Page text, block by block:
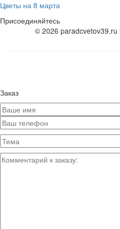
Цветы на 8 марта
Присоединяйтесь
© 2026
Заказ